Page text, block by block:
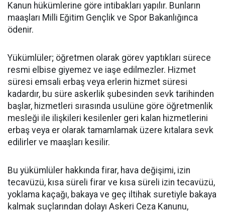
Kanun hükümlerine göre intibakları yapılır. Bunların
maaşları Milli Eğitim Gençlik ve Spor Bakanlığınca
ödenir.
Yükümlüler; öğretmen olarak görev yaptıkları sürece
resmi elbise giyemez ve iaşe edilmezler. Hizmet
süresi emsali erbaş veya erlerin hizmet süresi
kadardır, bu süre askerlik şubesinden sevk tarihinden
başlar, hizmetleri sırasında usulüne göre öğretmenlik
mesleği ile ilişkileri kesilenler geri kalan hizmetlerini
erbaş veya er olarak tamamlamak üzere kıtalara sevk
edilirler ve maaşları kesilir.
Bu yükümlüler hakkında firar, hava değişimi, izin
tecavüzü, kısa süreli firar ve kısa süreli izin tecavüzü,
yoklama kaçağı, bakaya ve geç iltihak suretiyle bakaya
kalmak suçlarından dolayı Askeri Ceza Kanunu,